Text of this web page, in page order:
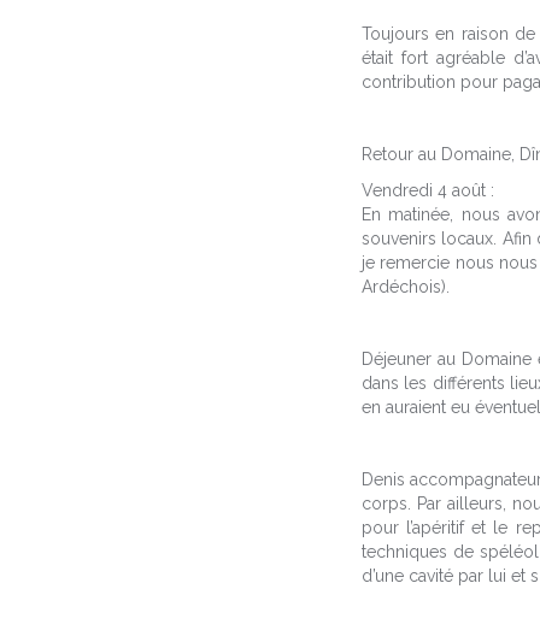
Toujours en raison
était fort agréable
contribution pour
Retour au Domaine,
Vendredi 4 août :
En matinée, nous
souvenirs locaux. Afin
je remercie nous
Ardéchois).
Déjeuner au
dans les différents
en auraient eu
Denis
corps. Par ailleurs,
pour l’apéritif et le
techniques de
d’une cavité par lui et